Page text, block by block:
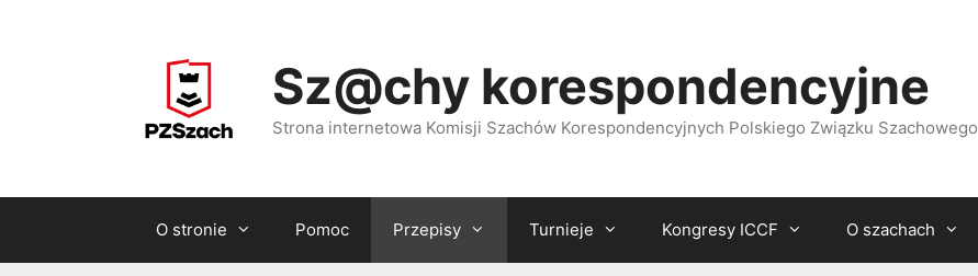
Sz@chy korespondencyjne
Strona internetowa Komisji Szachów Korespondencyjnych Polskiego Związku Szachowego
O stronie Pomoc Przepisy Turnieje Kongresy ICCF O szachach